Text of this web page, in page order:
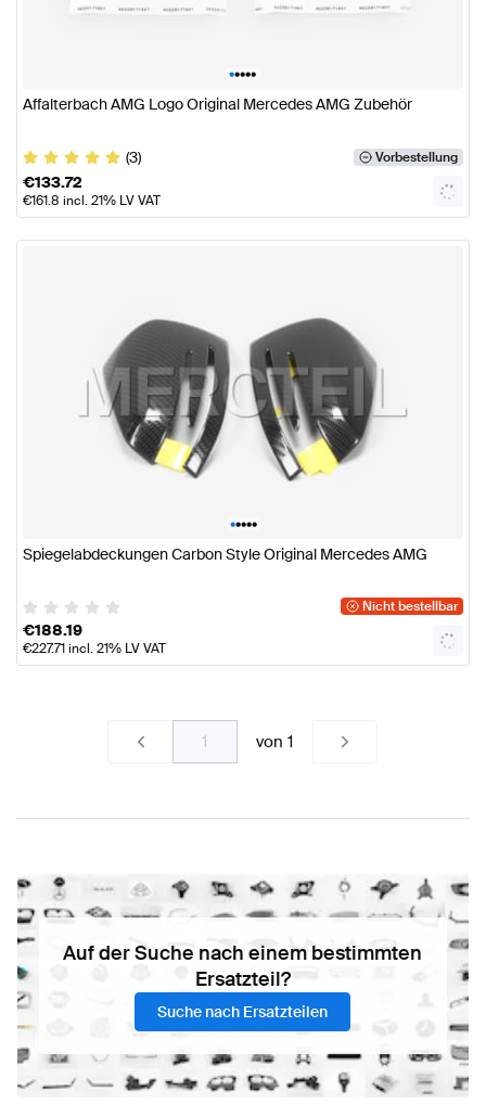
•••••
Affalterbach AMG Logo Original Mercedes AMG Zubehör
(3) Vorbestellung
€133.72
€161.8 incl. 21% LV VAT
•••••
Spiegelabdeckungen Carbon Style Original Mercedes AMG
Nicht bestellbar
€188.19
€227.71incl. 21% LV VAT
von1
Auf der Suche nach einem bestimmten
Ersatzteil?
Suche nach Ersatzteilen